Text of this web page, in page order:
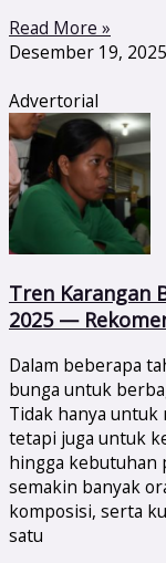
Read More »
Desember 19, 2025
Advertorial
Tren Karangan
2025 —
Dalam beberapa
bunga untuk
Tidak hanya untuk
tetapi juga untuk
hingga kebutuhan
semakin banyak
komposisi, serta
satu